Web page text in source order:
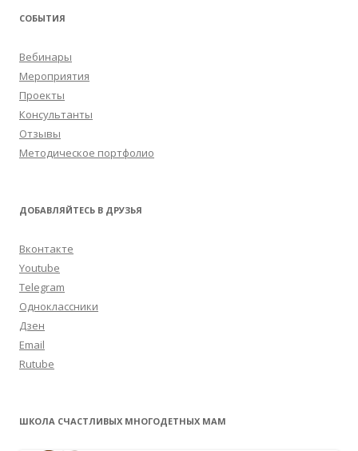
записям
СОБЫТИЯ
Вебинары
Мероприятия
Проекты
Консультанты
Отзывы
Методическое портфолио
ДОБАВЛЯЙТЕСЬ В ДРУЗЬЯ
Вконтакте
Youtube
Telegram
Одноклассники
Дзен
Email
Rutube
ШКОЛА СЧАСТЛИВЫХ МНОГОДЕТНЫХ МАМ